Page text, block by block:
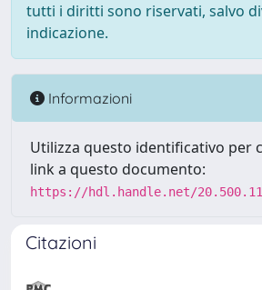
tutti i diritti sono riservati, salvo
indicazione.
Informazioni
Utilizza questo identificativo per
link a questo documento:
https://hdl.handle.net/
Citazioni